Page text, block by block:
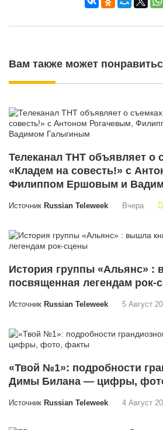
Вам также может
Телеканал ТНТ объявляет о
«Кладем на совесть!» с
Филиппом Ершовым и
Источник Russian Teleweek Вчера
История группы «Альянс» :
посвященная легендам рок-
Источник Russian Teleweek 5 Август
«Твой №1»: подробности
Димы Билана — цифры,
Источник Russian Teleweek 4 Август